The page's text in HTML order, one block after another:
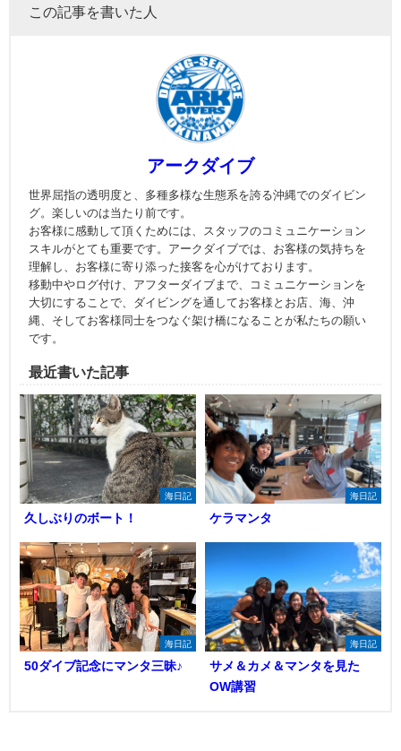
この記事を書いた人
アークダイブ
世界屈指の透明度と、多種多様な生態系を誇る沖縄でのダイビン
グ。楽しいのは当たり前です。
お客様に感動して頂くためには、スタッフのコミュニケーション
スキルがとても重要です。アークダイブでは、お客様の気持ちを
理解し、お客様に寄り添った接客を心がけております。
移動中やログ付け、アフターダイブまで、コミュニケーションを
大切にすることで、ダイビングを通してお客様とお店、海、沖
縄、そしてお客様同士をつなぐ架け橋になることが私たちの願い
です。
最近書いた記事
海日記
久しぶりのボート！
海日記
ケラマンタ
海日記
50ダイブ記念にマンタ三昧♪
海日記
サメ＆カメ＆マンタを見た
OW講習